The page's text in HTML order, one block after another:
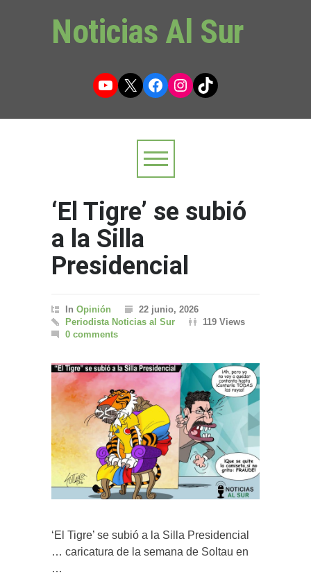
Noticias Al Sur
YouTube
X Facebook
Instagram
TikTok
‘El Tigre’ se subió
a la Silla
Presidencial
In Opinión
22 junio, 2026
Periodista Noticias al Sur
119 Views
0 comments
‘El Tigre’ se subió a la Silla Presidencial
… caricatura de la semana de Soltau en
…